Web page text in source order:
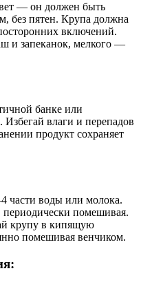
— он должен быть
без пятен. Крупа должна
включений.
и запеканок, мелкого —
банке или
Избегай влаги и перепадов
продукт сохраняет
части воды или молока.
помешивая.
крупу в кипящую
помешивая венчиком.